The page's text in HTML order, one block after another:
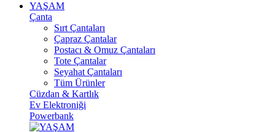
YAŞAM
Çanta
Sırt Çantaları
Çapraz Çantalar
Postacı & Omuz Çantaları
Tote Çantalar
Seyahat Çantaları
Tüm Ürünler
Cüzdan & Kartlık
Ev Elektroniği
Powerbank